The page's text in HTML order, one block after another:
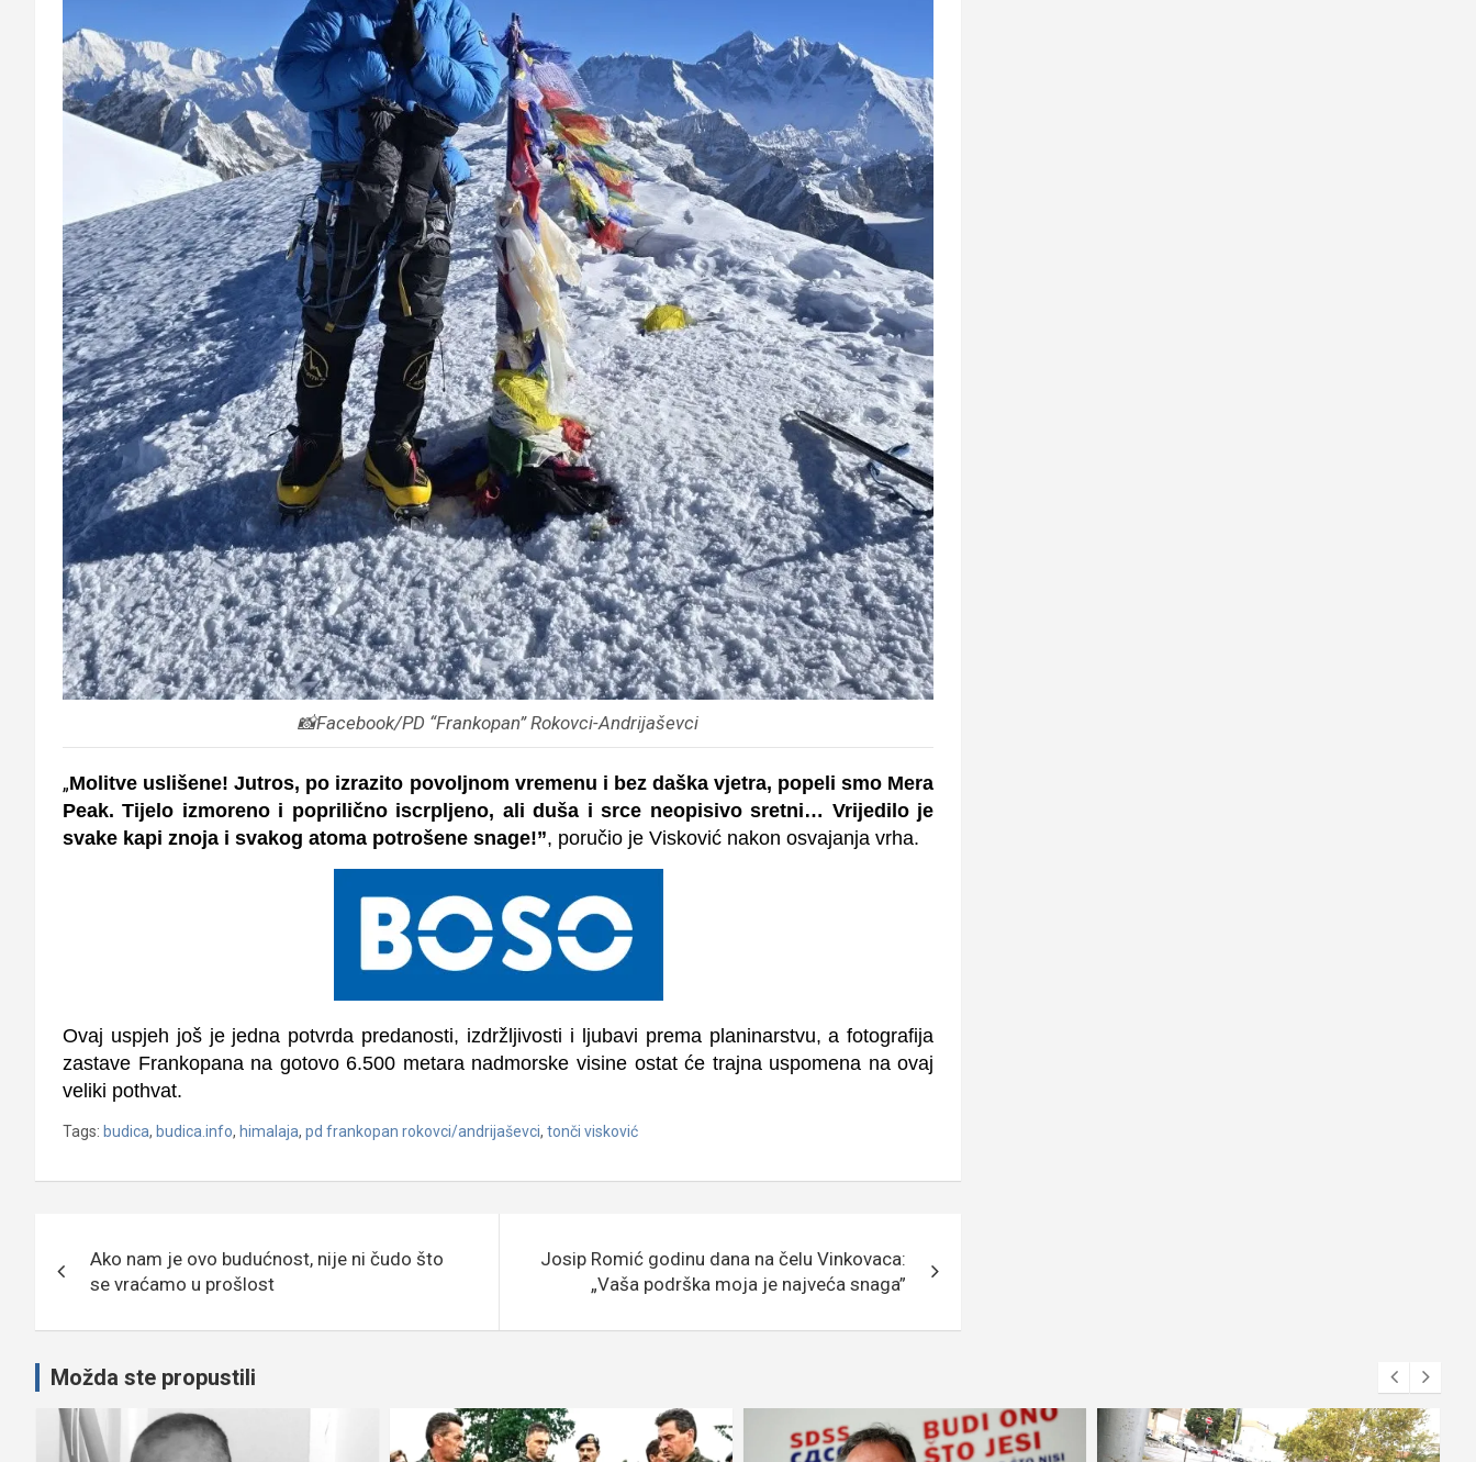
📸Facebook/PD “Frankopan” Rokovci-Andrijaševci
„Molitve uslišene! Jutros, po izrazito povoljnom vremenu i bez daška vjetra, popeli smo Mera
Peak. Tijelo izmoreno i poprilično iscrpljeno, ali duša i srce neopisivo sretni… Vrijedilo je
svake kapi znoja i svakog atoma potrošene snage!”, poručio je Visković nakon osvajanja vrha.
Ovaj uspjeh još je jedna potvrda predanosti, izdržljivosti i ljubavi prema planinarstvu, a fotografija
zastave Frankopana na gotovo 6.500 metara nadmorske visine ostat će trajna uspomena na ovaj
veliki pothvat.
Tags: budica, budica.info, himalaja, pd frankopan rokovci/andrijaševci, tonči visković
objava
Ako nam je ovo budućnost, nije ni čudo što
se vraćamo u prošlost
Josip Romić godinu dana na čelu Vinkovaca:
„Vaša podrška moja je najveća snaga”
Možda ste propustili